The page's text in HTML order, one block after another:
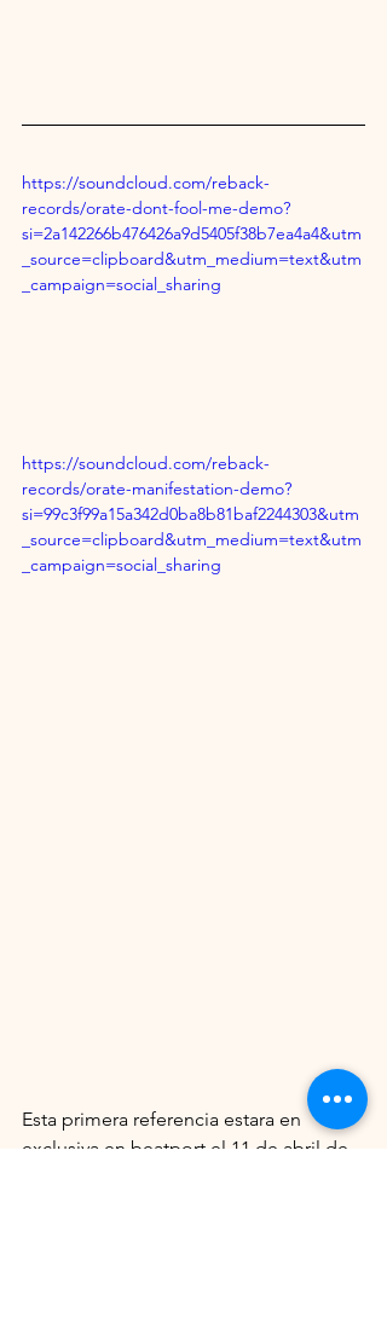
https://soundcloud.com/reback-
records/orate-dont-fool-me-demo?
si=2a142266b476426a9d5405f38b7ea4a4&utm
_source=clipboard&utm_medium=text&utm
_campaign=social_sharing
https://soundcloud.com/reback-
records/orate-manifestation-demo?
si=99c3f99a15a342d0ba8b81baf2244303&utm
_source=clipboard&utm_medium=text&utm
_campaign=social_sharing
Esta primera referencia estara en
exclusiva en beatport el 11 de abril de